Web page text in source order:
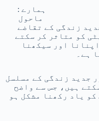
: ہمارے
ماحول
زندگی کے تقاضے
کو متاثر کر سکتے
اور سیکھنا
ہے۔
جدید زندگی کے مسلسل
ہیں، جس سے واضح
یاد رکھنا مشکل ہو